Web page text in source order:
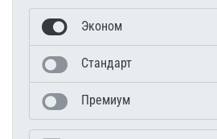
Эконом
Стандарт
Премиум